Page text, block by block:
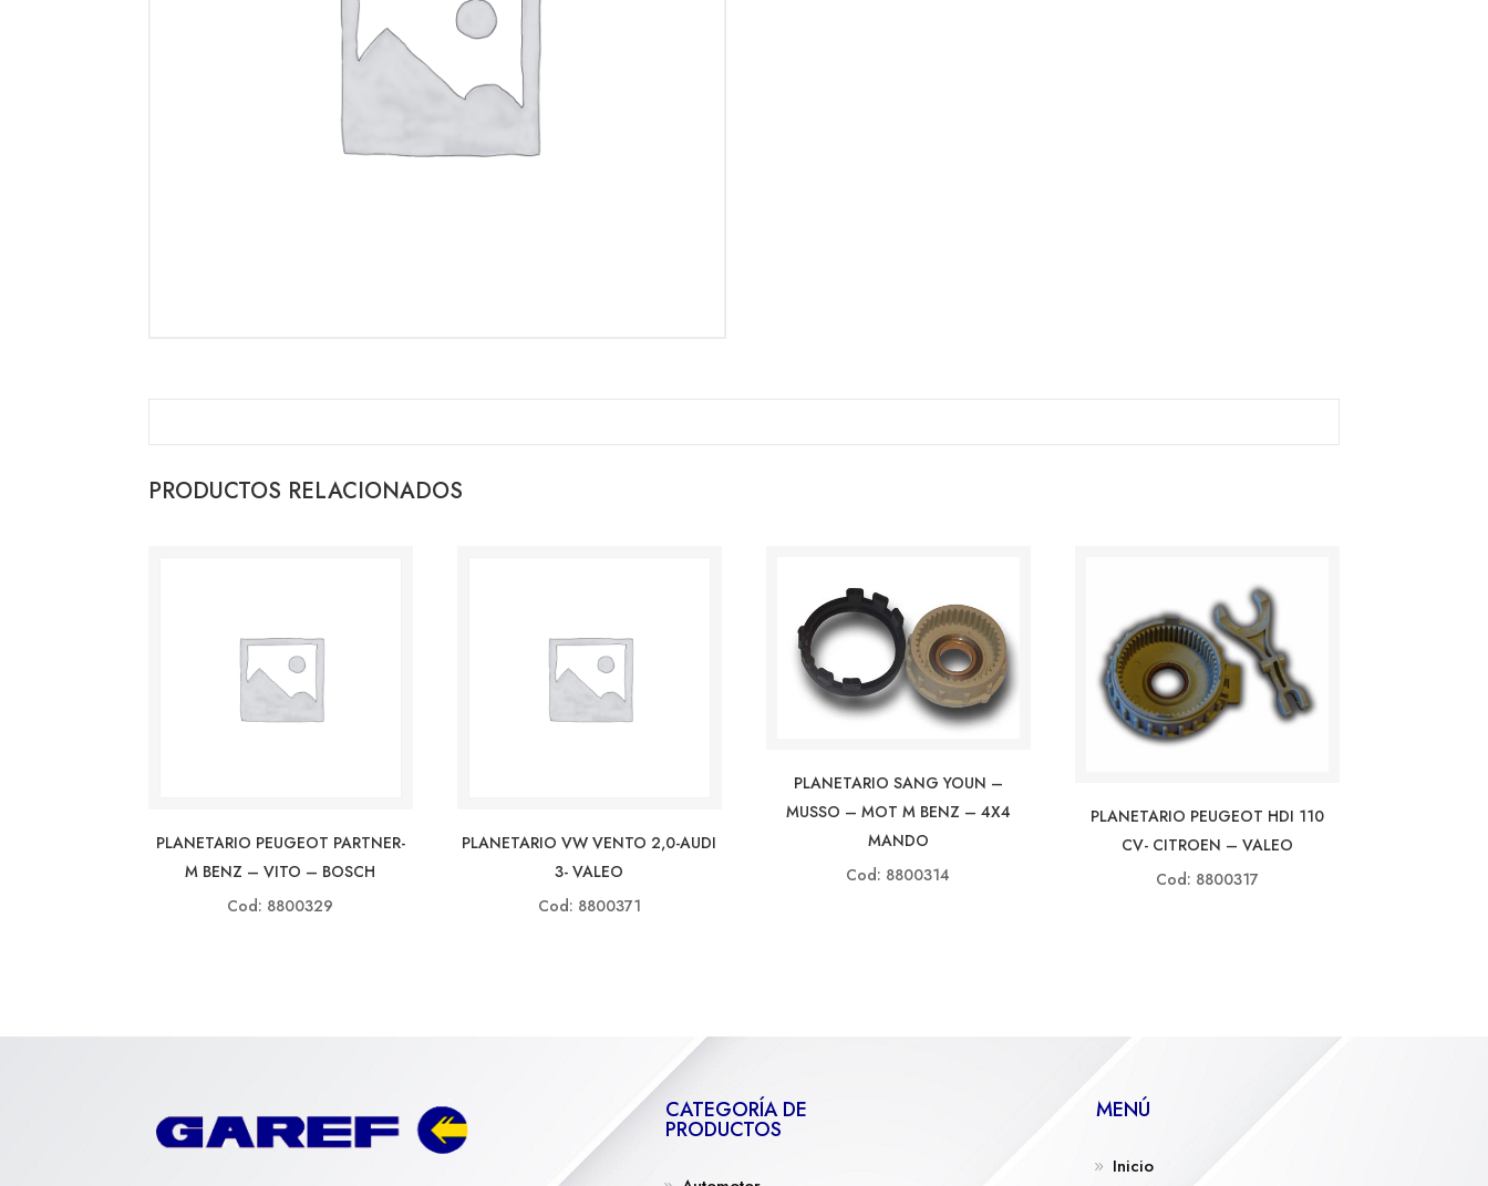
PRODUCTOS RELACIONADOS
PLANETARIO PEUGEOT PARTNER-
M BENZ – VITO – BOSCH
Cod: 8800329
PLANETARIO VW VENTO 2,0-AUDI
3- VALEO
Cod: 8800371
PLANETARIO SANG YOUN –
MUSSO – MOT M BENZ – 4X4
MANDO
Cod: 8800314
PLANETARIO PEUGEOT HDI 110
CV- CITROEN – VALEO
Cod: 8800317
CATEGORÍA DE
PRODUCTOS
MENÚ
Inicio